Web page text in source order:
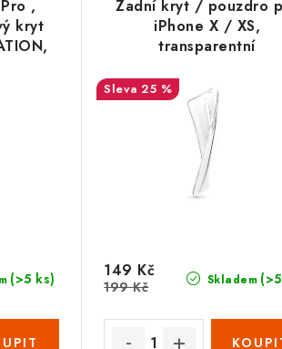
,
kryt
(>5 ks)
Zadní kryt / pouzdro
iPhone X / XS,
transparentní
25 %
Skladem
149 Kč
199 Kč